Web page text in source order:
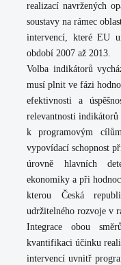
realizací navržených
soustavy na rámec
intervencí, které EU
období 2007 až 2013.
Volba indikátorů
musí plnit ve fázi
efektivnosti a
relevantnosti indikátorů
k programovým
vypovídací schopnost
úrovně hlavních
ekonomiky a při
kterou Česká
udržitelného rozvoje v
Integrace obou
kvantifikaci účinku
intervencí uvnitř